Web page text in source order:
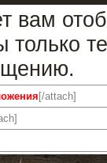
вам
только
[/attach]